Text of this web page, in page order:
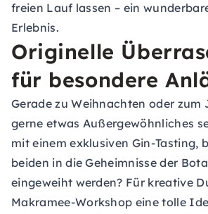
freien Lauf lassen – ein
Erlebnis.
Originelle
für besondere
Gerade zu Weihnachten oder zum
gerne etwas Außergewöhnliches
mit einem exklusiven Gin-Tasting,
beiden in die Geheimnisse der
eingeweiht werden? Für kreative
Makramee-Workshop eine tolle